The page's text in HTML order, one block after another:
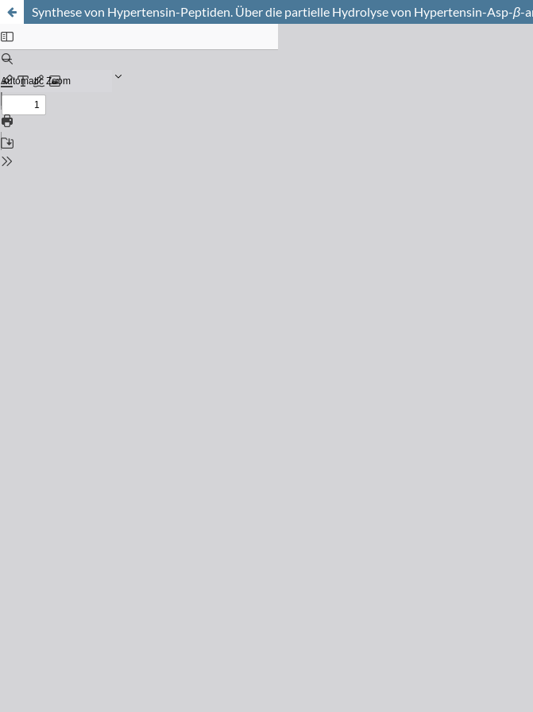
Synthese von Hypertensin-Peptiden. Über die partielle Hydrolyse von Hypertensin-Asp-β-